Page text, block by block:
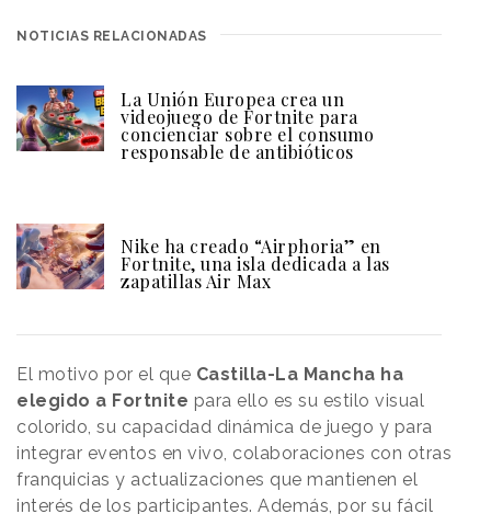
NOTICIAS RELACIONADAS
La Unión Europea crea un
videojuego de Fortnite para
concienciar sobre el consumo
responsable de antibióticos
Nike ha creado “Airphoria” en
Fortnite, una isla dedicada a las
zapatillas Air Max
El motivo por el que Castilla-La Mancha ha
elegido a Fortnite para ello es su estilo visual
colorido, su capacidad dinámica de juego y para
integrar eventos en vivo, colaboraciones con otras
franquicias y actualizaciones que mantienen el
interés de los participantes. Además, por su fácil